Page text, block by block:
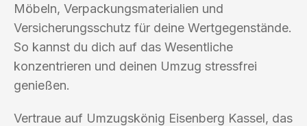
Möbeln, Verpackungsmaterialien und
Versicherungsschutz für deine Wertgegenstände.
So kannst du dich auf das Wesentliche
konzentrieren und deinen Umzug stressfrei
genießen.
Vertraue auf Umzugskönig Eisenberg Kassel, das